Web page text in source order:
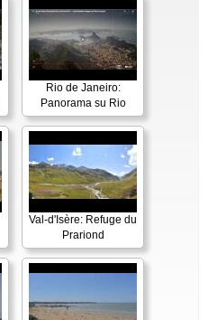
Rio de Janeiro:
Panorama su Rio
Val-d'Isère: Refuge du
Prariond